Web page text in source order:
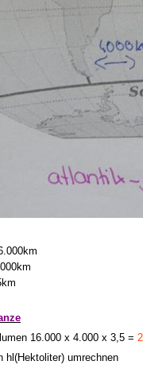
16.000 x 4.000 x 3,5 =
hl(Hektoliter) umrechnen